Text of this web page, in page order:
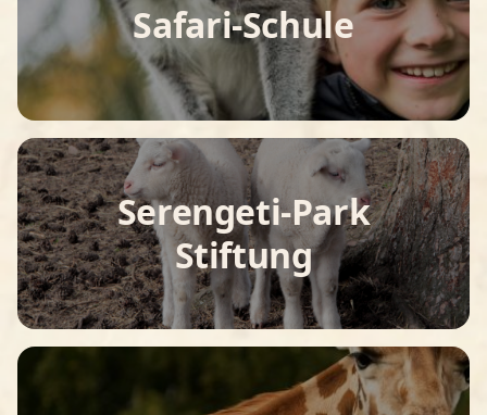
Safari-Schule
Serengeti-Park
Stiftung